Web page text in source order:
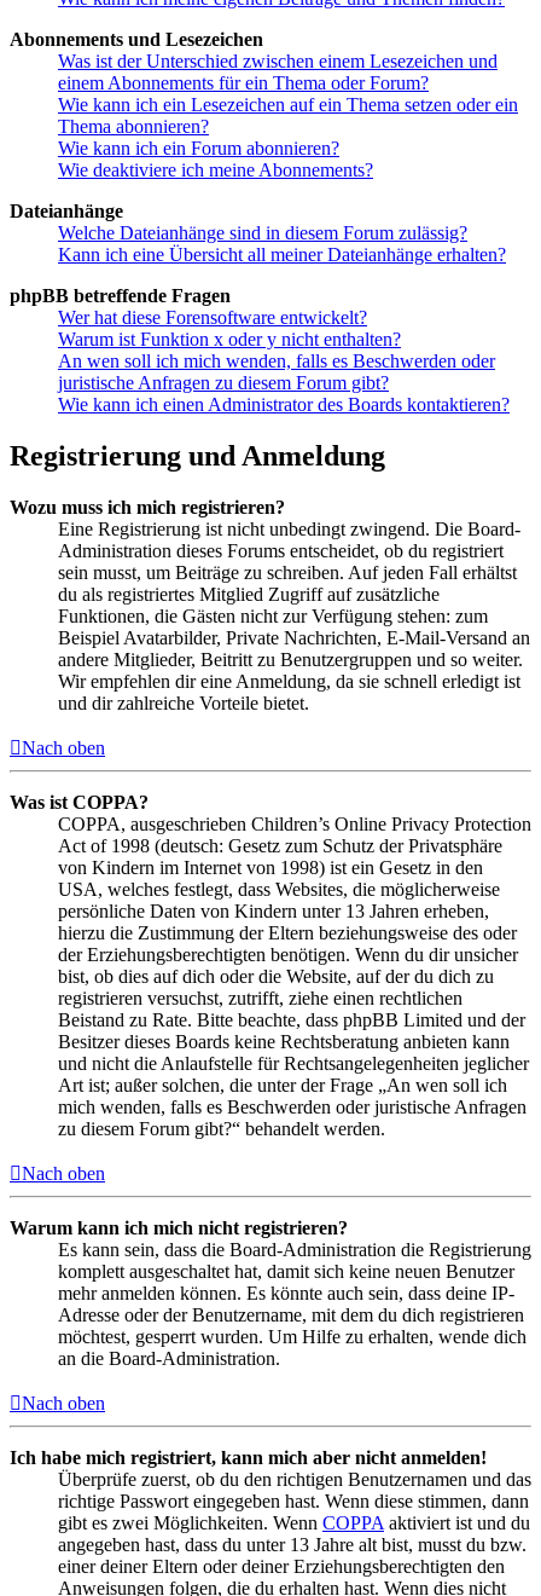
Abonnements und Lesezeichen
Was ist der Unterschied zwischen einem Lesezeichen und
einem Abonnements für ein Thema oder Forum?
Wie kann ich ein Lesezeichen auf ein Thema setzen oder ein
Thema abonnieren?
Wie kann ich ein Forum abonnieren?
Wie deaktiviere ich meine Abonnements?
Dateianhänge
Welche Dateianhänge sind in diesem Forum zulässig?
Kann ich eine Übersicht all meiner Dateianhänge erhalten?
phpBB betreffende Fragen
Wer hat diese Forensoftware entwickelt?
Warum ist Funktion x oder y nicht enthalten?
An wen soll ich mich wenden, falls es Beschwerden oder
juristische Anfragen zu diesem Forum gibt?
Wie kann ich einen Administrator des Boards kontaktieren?
Registrierung und Anmeldung
Wozu muss ich mich registrieren?
Eine Registrierung ist nicht unbedingt zwingend. Die Board-
Administration dieses Forums entscheidet, ob du registriert
sein musst, um Beiträge zu schreiben. Auf jeden Fall erhältst
du als registriertes Mitglied Zugriff auf zusätzliche
Funktionen, die Gästen nicht zur Verfügung stehen: zum
Beispiel Avatarbilder, Private Nachrichten, E-Mail-Versand an
andere Mitglieder, Beitritt zu Benutzergruppen und so weiter.
Wir empfehlen dir eine Anmeldung, da sie schnell erledigt ist
und dir zahlreiche Vorteile bietet.
Nach oben
Was ist COPPA?
COPPA, ausgeschrieben Children’s Online Privacy Protection
Act of 1998 (deutsch: Gesetz zum Schutz der Privatsphäre
von Kindern im Internet von 1998) ist ein Gesetz in den
USA, welches festlegt, dass Websites, die möglicherweise
persönliche Daten von Kindern unter 13 Jahren erheben,
hierzu die Zustimmung der Eltern beziehungsweise des oder
der Erziehungsberechtigten benötigen. Wenn du dir unsicher
bist, ob dies auf dich oder die Website, auf der du dich zu
registrieren versuchst, zutrifft, ziehe einen rechtlichen
Beistand zu Rate. Bitte beachte, dass phpBB Limited und der
Besitzer dieses Boards keine Rechtsberatung anbieten kann
und nicht die Anlaufstelle für Rechtsangelegenheiten jeglicher
Art ist; außer solchen, die unter der Frage „An wen soll ich
mich wenden, falls es Beschwerden oder juristische Anfragen
zu diesem Forum gibt?“ behandelt werden.
Nach oben
Warum kann ich mich nicht registrieren?
Es kann sein, dass die Board-Administration die Registrierung
komplett ausgeschaltet hat, damit sich keine neuen Benutzer
mehr anmelden können. Es könnte auch sein, dass deine IP-
Adresse oder der Benutzername, mit dem du dich registrieren
möchtest, gesperrt wurden. Um Hilfe zu erhalten, wende dich
an die Board-Administration.
Nach oben
Ich habe mich registriert, kann mich aber nicht anmelden!
Überprüfe zuerst, ob du den richtigen Benutzernamen und das
richtige Passwort eingegeben hast. Wenn diese stimmen, dann
gibt es zwei Möglichkeiten. Wenn COPPA aktiviert ist und du
angegeben hast, dass du unter 13 Jahre alt bist, musst du bzw.
einer deiner Eltern oder deiner Erziehungsberechtigten den
Anweisungen folgen, die du erhalten hast. Wenn dies nicht